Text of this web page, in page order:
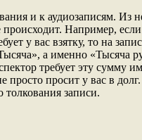
и к аудиозаписям. Из
происходит. Например,
у вас взятку, то на
а именно «Тысяча
требует эту сумму
просто просит у вас в
толкования записи.